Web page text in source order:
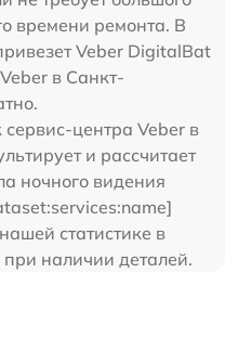
времени ремонта. В
Veber DigitalBat
в Санкт-
центра Veber в
и рассчитает
ночного видения
статистике в
наличии деталей.